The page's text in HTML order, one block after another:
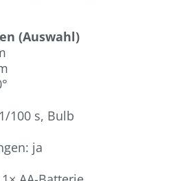
(Auswahl)
100 s, Bulb
ja